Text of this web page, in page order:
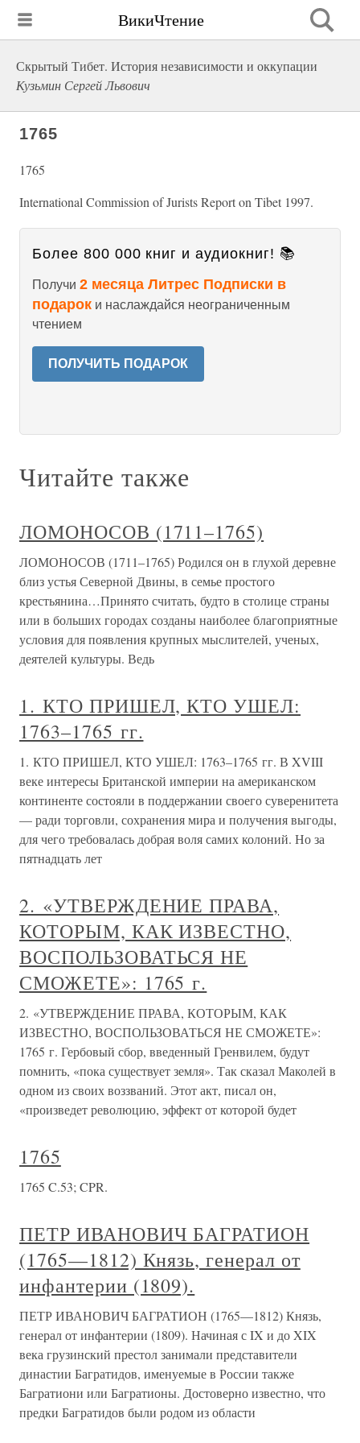
ВикиЧтение
Скрытый Тибет. История независимости и оккупации
Кузьмин Сергей Львович
1765
1765
International Commission of Jurists Report on Tibet 1997.
Более 800 000 книг и аудиокниг! 📚
Получи 2 месяца Литрес Подписки в
подарок и наслаждайся неограниченным
чтением
ПОЛУЧИТЬ ПОДАРОК
Читайте также
ЛОМОНОСОВ (1711–1765)
ЛОМОНОСОВ (1711–1765) Родился он в глухой деревне
близ устья Северной Двины, в семье простого
крестьянина…Принято считать, будто в столице страны
или в больших городах созданы наиболее благоприятные
условия для появления крупных мыслителей, ученых,
деятелей культуры. Ведь
1. КТО ПРИШЕЛ, КТО УШЕЛ:
1763–1765 гг.
1. КТО ПРИШЕЛ, КТО УШЕЛ: 1763–1765 гг. В XVIII
веке интересы Британской империи на американском
континенте состояли в поддержании своего суверенитета
— ради торговли, сохранения мира и получения выгоды,
для чего требовалась добрая воля самих колоний. Но за
пятнадцать лет
2. «УТВЕРЖДЕНИЕ ПРАВА,
КОТОРЫМ, КАК ИЗВЕСТНО,
ВОСПОЛЬЗОВАТЬСЯ НЕ
СМОЖЕТЕ»: 1765 г.
2. «УТВЕРЖДЕНИЕ ПРАВА, КОТОРЫМ, КАК
ИЗВЕСТНО, ВОСПОЛЬЗОВАТЬСЯ НЕ СМОЖЕТЕ»:
1765 г. Гербовый сбор, введенный Гренвилем, будут
помнить, «пока существует земля». Так сказал Маколей в
одном из своих воззваний. Этот акт, писал он,
«произведет революцию, эффект от которой будет
1765
1765 C.53; CPR.
ПЕТР ИВАНОВИЧ БАГРАТИОН
(1765—1812) Князь, генерал от
инфантерии (1809).
ПЕТР ИВАНОВИЧ БАГРАТИОН (1765—1812) Князь,
генерал от инфантерии (1809). Начиная с IX и до XIX
века грузинский престол занимали представители
династии Багратидов, именуемые в России также
Багратиони или Багратионы. Достоверно известно, что
предки Багратидов были родом из области